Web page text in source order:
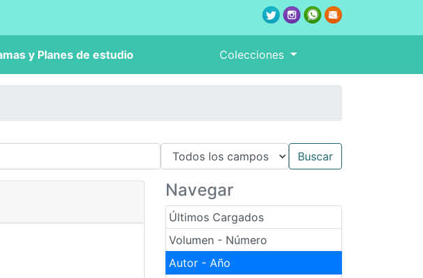
y Planes de estudio Colecciones
Navegar
Últimos Cargados
Volumen - Número
Autor - Año